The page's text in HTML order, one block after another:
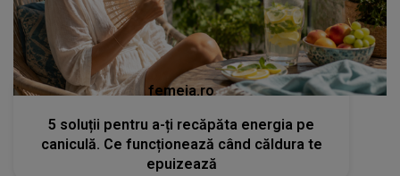
femeia.ro
5 soluții pentru a-ți recăpăta energia pe
caniculă. Ce funcționează când căldura te
epuizează